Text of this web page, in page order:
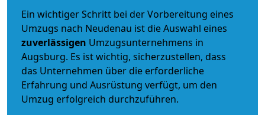
Ein wichtiger Schritt bei der Vorbereitung eines
Umzugs nach Neudenau ist die Auswahl eines
zuverlässigen Umzugsunternehmens in
Augsburg. Es ist wichtig, sicherzustellen, dass
das Unternehmen über die erforderliche
Erfahrung und Ausrüstung verfügt, um den
Umzug erfolgreich durchzuführen.